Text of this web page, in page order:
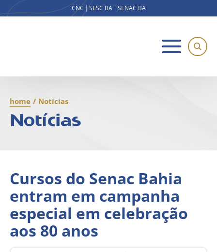
CNC SESC BA SENAC BA
home / Notícias
Notícias
Cursos do Senac Bahia
entram em campanha
especial em celebração
aos 80 anos